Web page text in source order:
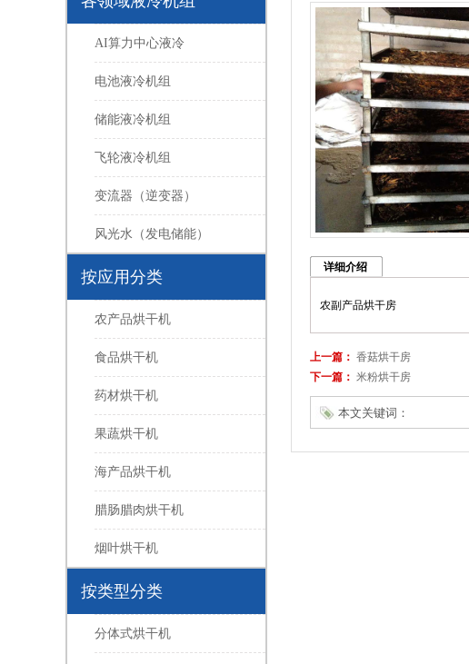
AI算力中心液冷
电池液冷机组
储能液冷机组
飞轮液冷机组
变流器（逆变器）
风光水（发电储能）
按应用分类
农产品烘干机
食品烘干机
药材烘干机
果蔬烘干机
海产品烘干机
腊肠腊肉烘干机
烟叶烘干机
按类型分类
分体式烘干机
详细介绍
农副产品烘干房
上一篇： 香菇烘干房
下一篇： 米粉烘干房
本文关键词：